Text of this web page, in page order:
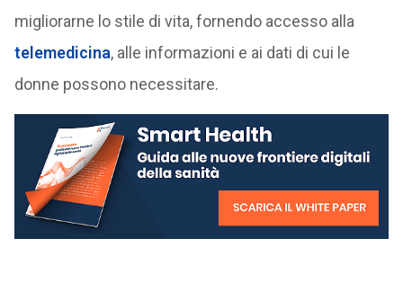
migliorarne lo stile di vita, fornendo accesso alla
telemedicina, alle informazioni e ai dati di cui le
donne possono necessitare.